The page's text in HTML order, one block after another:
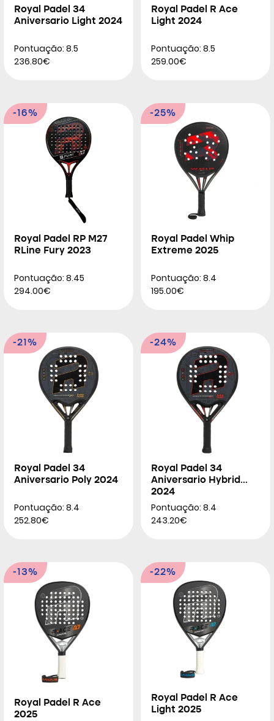
Royal Padel 34
Aniversario Light 2024
Pontuação: 8.5
236.80€
Royal Padel R Ace
Light 2024
Pontuação: 8.5
259.00€
-16%
Royal Padel RP M27
RLine Fury 2023
Pontuação: 8.45
294.00€
-25%
Royal Padel Whip
Extreme 2025
Pontuação: 8.4
195.00€
-21%
Royal Padel 34
Aniversario Poly 2024
Pontuação: 8.4
252.80€
-24%
Royal Padel 34
Aniversario Hybrid
2024
Pontuação: 8.4
243.20€
-13%
Royal Padel R Ace
2025
-22%
Royal Padel R Ace
Light 2025